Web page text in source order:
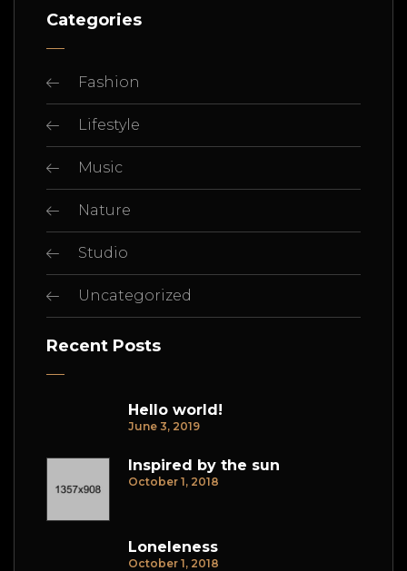
Categories
Fashion
Lifestyle
Music
Nature
Studio
Uncategorized
Recent Posts
Hello world!
June 3, 2019
Inspired by the sun
October 1, 2018
Loneleness
October 1, 2018